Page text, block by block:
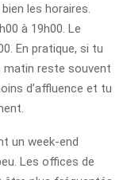
les horaires.
à 19h00. Le
En pratique, si tu
matin reste souvent
d’affluence et tu
un week-end
Les offices de